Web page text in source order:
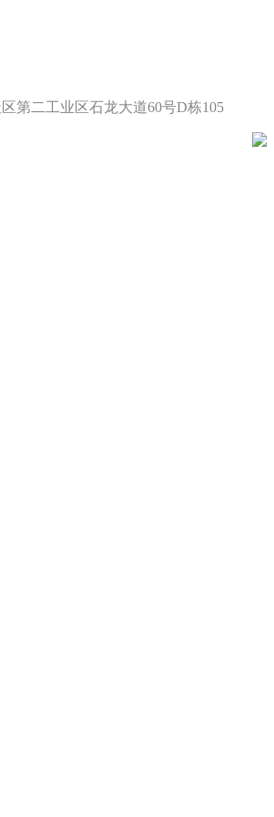
第二工业区石龙大道60号D栋105